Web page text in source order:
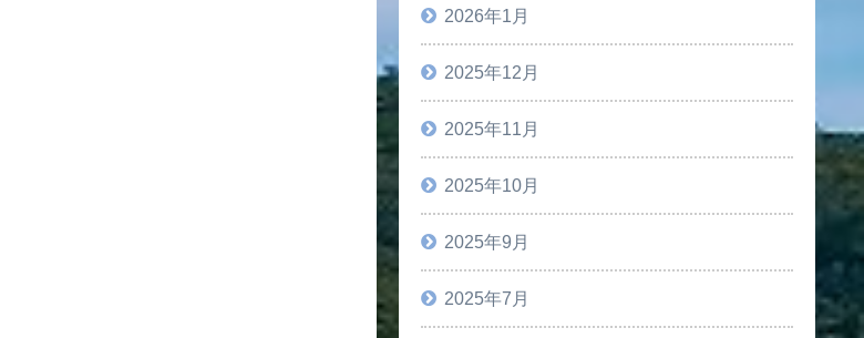
2026年1月
2025年12月
2025年11月
2025年10月
2025年9月
2025年7月